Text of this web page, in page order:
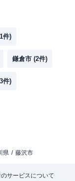
1件)
鎌倉市 (2件)
3件)
県 藤沢市
サービスについて